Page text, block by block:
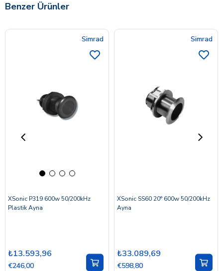
Benzer Ürünler
Simrad
XSonic P319 600w 50/200kHz
Plastik Ayna
₺13.593,96
€246,00
Simrad
XSonic SS60 20° 600w 50/200kHz
Ayna
₺33.089,69
€598,80